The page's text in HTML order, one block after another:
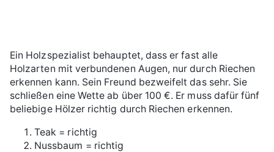
Ein Holzspezialist behauptet, dass er fast alle
Holzarten mit verbundenen Augen, nur durch Riechen
erkennen kann. Sein Freund bezweifelt das sehr. Sie
schließen eine Wette ab über 100 €. Er muss dafür fünf
beliebige Hölzer richtig durch Riechen erkennen.
Teak = richtig
Nussbaum = richtig